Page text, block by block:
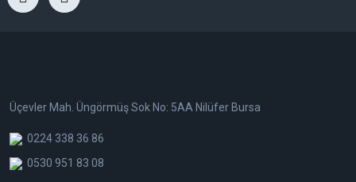
Üçevler Mah. Üngörmüş Sok No: 5AA Nilüfer Bursa
0224 338 36 86
0530 951 83 08